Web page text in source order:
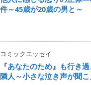
件～45歳が20歳の男と～
コミックエッセイ
『あなたのため』も行き
隣人～小さな泣き声が聞こ